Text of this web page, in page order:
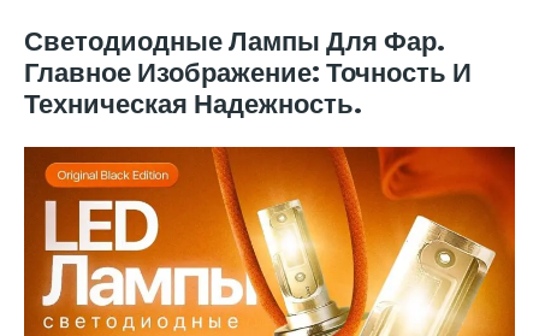
Светодиодные Лампы Для Фар.
Главное Изображение: Точность И
Техническая Надежность.